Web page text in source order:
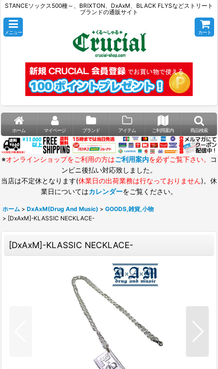
STANCEソックス500種～、BRIXTON、DxAxM、BLACK FLYSなどストリート
ブランドの通販サイト
メニュー カート
ホーム マイページ ブランド アイテム ご利用案内 商品検索
※オンラインショップをご利用の方はご利用案内を必ずご覧下さい。
コ
ンビニ後払い対応致しました。
当店は不定休となります(休業日の出荷業務は行なっておりません)。休
業日についてはカレンダーをご覧ください。
ホーム > DxAxM(Drug And Music) > GOODS,雑貨,小物
> [DxAxM]-KLASSIC NECKLACE-
[DxAxM]-KLASSIC NECKLACE-